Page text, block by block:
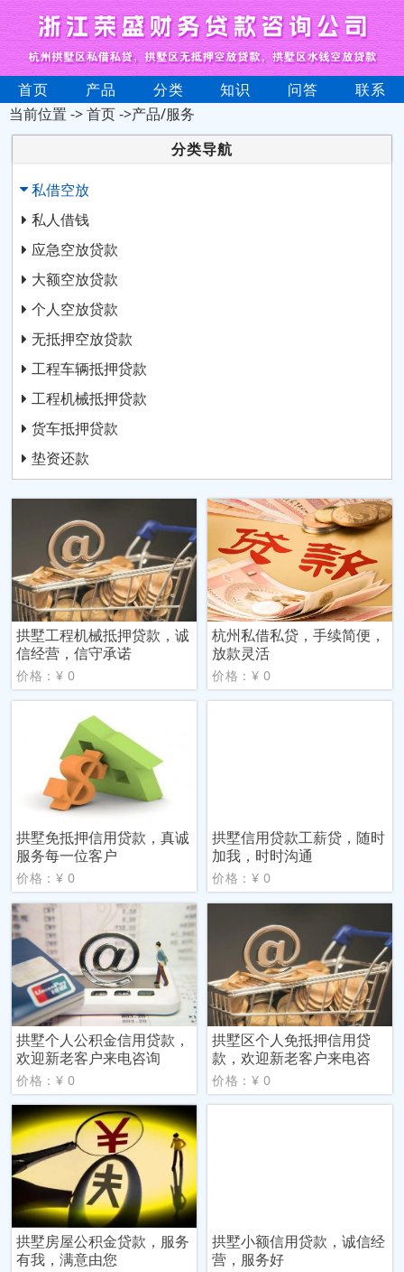
首页 产品 分类 知识 问答
联系
当前位置 ->首页->产品/服务
分类导航
私借空放
私人借钱
应急空放贷款
大额空放贷款
个人空放贷款
无抵押空放贷款
工程车辆抵押贷款
工程机械抵押贷款
货车抵押贷款
垫资还款
拱墅工程机械抵押贷款，诚
信经营，信守承诺
价格：¥ 0
杭州私借私贷，手续简便，
放款灵活
价格：¥ 0
拱墅免抵押信用贷款，真诚
服务每一位客户
价格：¥ 0
拱墅信用贷款工薪贷，随时
加我，时时沟通
价格：¥ 0
拱墅个人公积金信用贷款，
欢迎新老客户来电咨询
价格：¥ 0
拱墅区个人免抵押信用贷
款，欢迎新老客户来电咨
价格：¥ 0
拱墅房屋公积金贷款，服务
有我，满意由您
拱墅小额信用贷款，诚信经
营，服务好